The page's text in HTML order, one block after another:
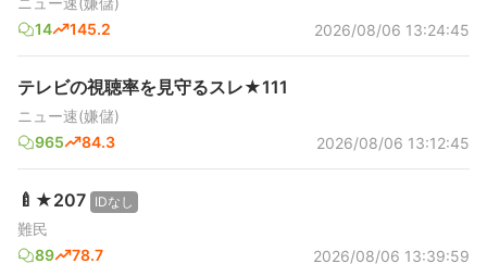
14
145.2 2026/08/06 13:24:45
テレビの視聴率を見守るスレ★111
ニュー速(嫌儲)
965
84.3 2026/08/06 13:12:45
🍼★207 IDなし
難民
89
78.7 2026/08/06 13:39:59